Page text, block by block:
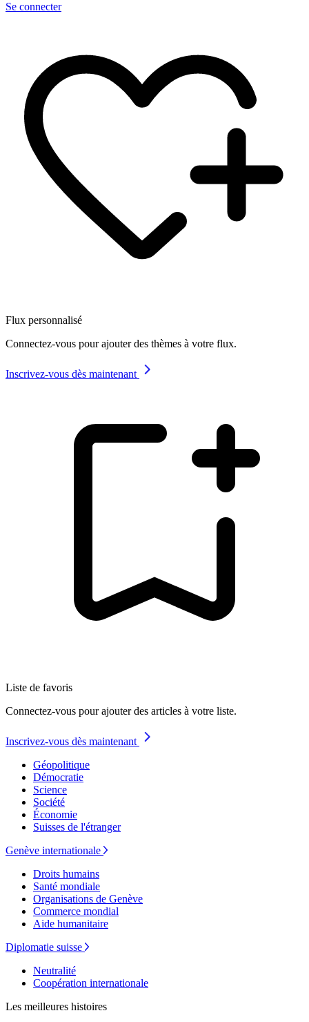
Se connecter
Flux personnalisé
Connectez-vous pour ajouter des thèmes à votre flux.
Inscrivez-vous dès maintenant
Liste de favoris
Connectez-vous pour ajouter des articles à votre liste.
Inscrivez-vous dès maintenant
Géopolitique
Démocratie
Science
Société
Économie
Suisses de l'étranger
Genève internationale
Droits humains
Santé mondiale
Organisations de Genève
Commerce mondial
Aide humanitaire
Diplomatie suisse
Neutralité
Coopération internationale
Les meilleures histoires